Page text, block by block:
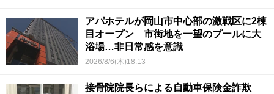
アパホテルが岡山市中心部の激戦区に2棟
目オープン 市街地を一望のプールに大
浴場…非日常感を意識
2026/8/6(木)18:13
接骨院院長らによる自動車保険金詐欺